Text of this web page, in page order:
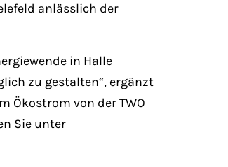
anlässlich der
in Halle
zu gestalten“, ergänzt
Ökostrom von der TWO
Sie unter